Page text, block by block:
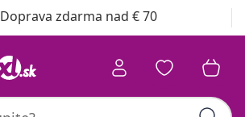
Doprava zdarma nad € 70